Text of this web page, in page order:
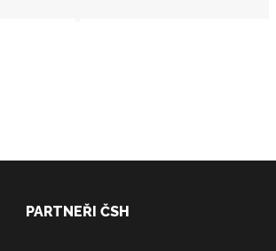
PARTNEŘI ČSH